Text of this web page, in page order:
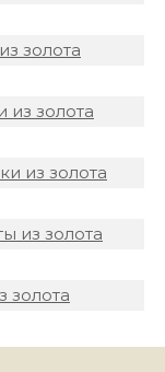
золота
из золота
из золота
из золота
золота